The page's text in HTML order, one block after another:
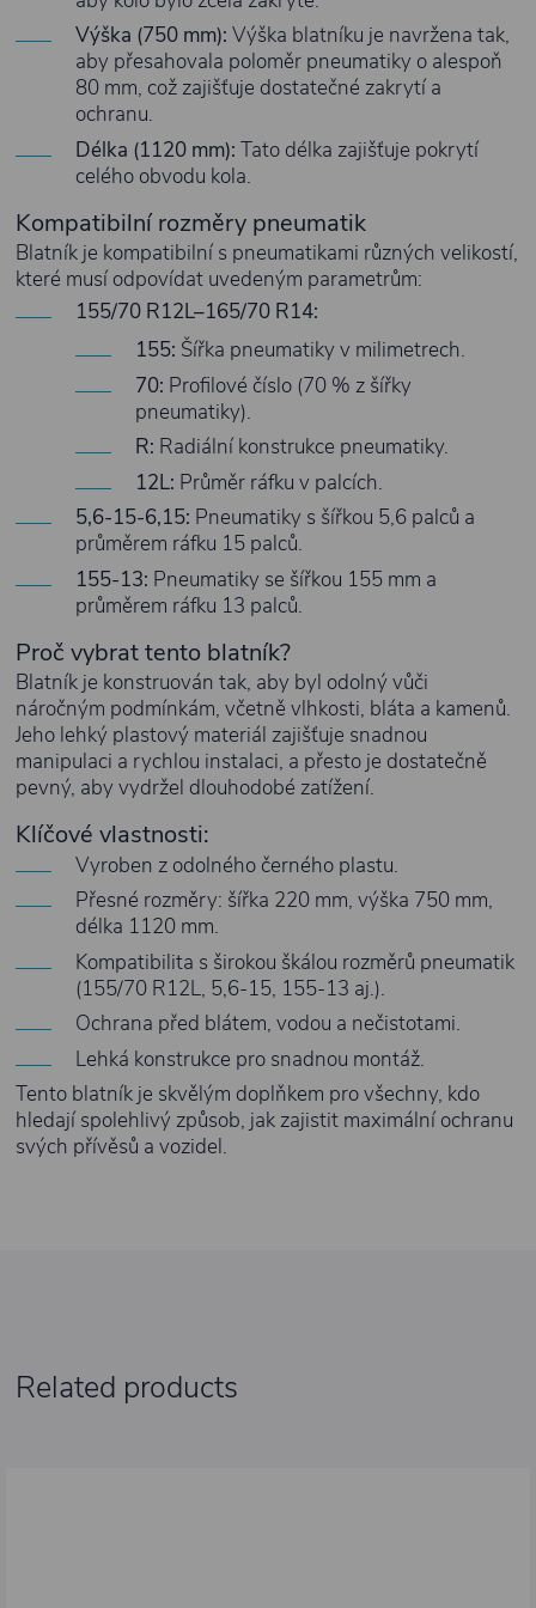
Výška (750 mm): Výška blatníku je navržena tak,
aby přesahovala poloměr pneumatiky o alespoň
80 mm, což zajišťuje dostatečné zakrytí a
ochranu.
Délka (1120 mm): Tato délka zajišťuje pokrytí
celého obvodu kola.
Kompatibilní rozměry pneumatik
Blatník je kompatibilní s pneumatikami různých velikostí,
které musí odpovídat uvedeným parametrům:
155/70 R12L–165/70 R14:
155: Šířka pneumatiky v milimetrech.
70: Profilové číslo (70 % z šířky
pneumatiky).
R: Radiální konstrukce pneumatiky.
12L: Průměr ráfku v palcích.
5,6-15-6,15: Pneumatiky s šířkou 5,6 palců a
průměrem ráfku 15 palců.
155-13: Pneumatiky se šířkou 155 mm a
průměrem ráfku 13 palců.
Proč vybrat tento blatník?
Blatník je konstruován tak, aby byl odolný vůči
náročným podmínkám, včetně vlhkosti, bláta a kamenů.
Jeho lehký plastový materiál zajišťuje snadnou
manipulaci a rychlou instalaci, a přesto je dostatečně
pevný, aby vydržel dlouhodobé zatížení.
Klíčové vlastnosti:
Vyroben z odolného černého plastu.
Přesné rozměry: šířka 220 mm, výška 750 mm,
délka 1120 mm.
Kompatibilita s širokou škálou rozměrů pneumatik
(155/70 R12L, 5,6-15, 155-13 aj.).
Ochrana před blátem, vodou a nečistotami.
Lehká konstrukce pro snadnou montáž.
Tento blatník je skvělým doplňkem pro všechny, kdo
hledají spolehlivý způsob, jak zajistit maximální ochranu
svých přívěsů a vozidel.
Related products